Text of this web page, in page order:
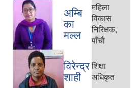
अम्बि
का
मल्ल
महिला
विकास
निरिक्षक,
पाँचाै
विरेन्द्र
शाही
शिक्षा
अधिकृत